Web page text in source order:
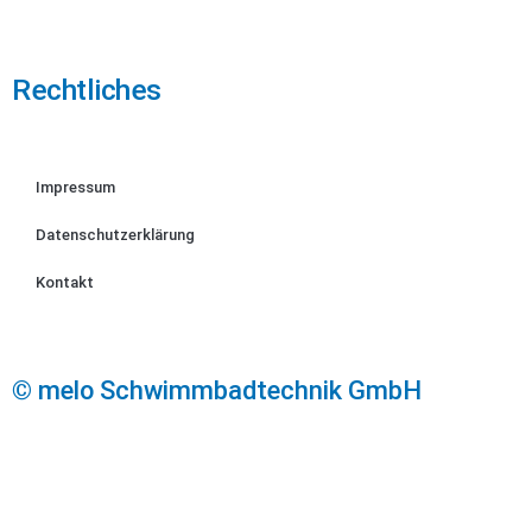
Rechtliches
Impressum
Datenschutzerklärung
Kontakt
© melo Schwimmbadtechnik GmbH